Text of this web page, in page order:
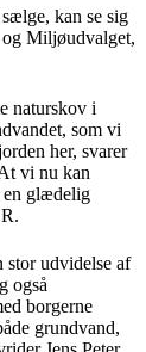
kan se sig
Miljøudvalget,
naturskov i
som vi
her, svarer
vi nu kan
en glædelig
stor udvidelse af
også
borgerne
grundvand,